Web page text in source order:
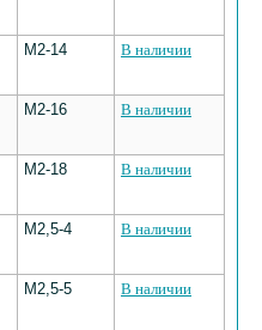
М2-14 В наличии
М2-16 В наличии
М2-18 В наличии
М2,5-4 В наличии
М2,5-5 В наличии